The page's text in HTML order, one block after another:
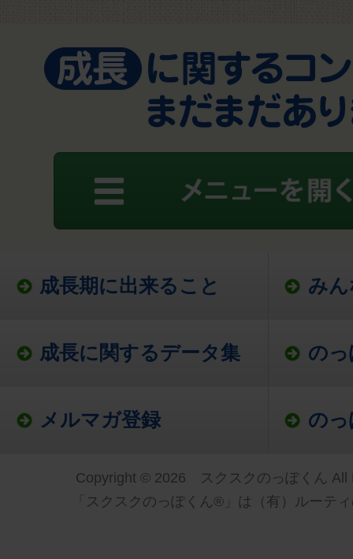
成長期に出来ること み
成長に関するデータ集 の
メルマガ登録 の
Copyright © 2026 スクスクのっぽくん All
「スクスクのっぽくん®」は（有）ルーテ